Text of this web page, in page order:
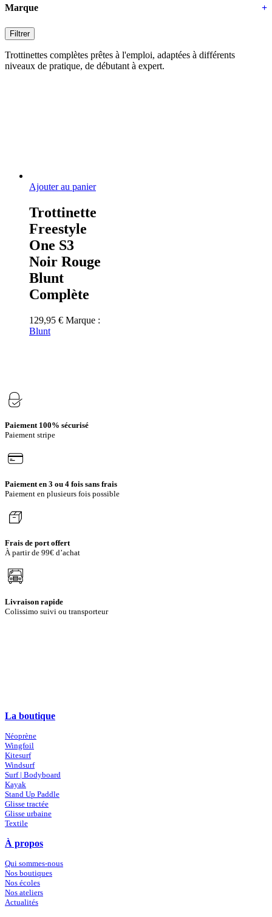
Marque +
Filtrer
Trottinettes complètes prêtes à l'emploi, adaptées à différents
niveaux de pratique, de débutant à expert.
Ajouter au panier
Trottinette
Freestyle
One S3
Noir Rouge
Blunt
Complète
129,95 € Marque :
Blunt
Paiement 100% sécurisé
Paiement stripe
Paiement en 3 ou 4 fois sans frais
Paiement en plusieurs fois possible
Frais de port offert
À partir de 99€ d’achat
Livraison rapide
Colissimo suivi ou transporteur
La boutique
Néoprène
Wingfoil
Kitesurf
Windsurf
Surf | Bodyboard
Kayak
Stand Up Paddle
Glisse tractée
Glisse urbaine
Textile
À propos
Qui sommes-nous
Nos boutiques
Nos écoles
Nos ateliers
Actualités